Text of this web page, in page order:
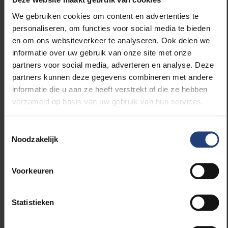
We gebruiken cookies om content en advertenties te
personaliseren, om functies voor social media te bieden
en om ons websiteverkeer te analyseren. Ook delen we
informatie over uw gebruik van onze site met onze
partners voor social media, adverteren en analyse. Deze
partners kunnen deze gegevens combineren met andere
informatie die u aan ze heeft verstrekt of die ze hebben
verzameld op basis van uw gebruik van hun services.
Noodzakelijk
Voorkeuren
Statistieken
bezoekje brengen aan de fototentoonstelling
“Armoede door kinderogen”.
Meer informatie over het bezoek mét of
zonder gids is te vinden op de website van
Uitstraling Permanente Vorming (UPV)
Als afsluiter van de tentoonstelling is er op
experten en Brusselse armoedeverenigingen.
kinderen en hun toekomstperspectieven? Prof.
dr. Jenneke Christiaens en VUB-fellow Rik
gaat door om 18u aan de Erasmushogeschool
De tentoonstelling is een samenwerking tussen
Vrije Universiteit Brussel, DeMens.Nu,